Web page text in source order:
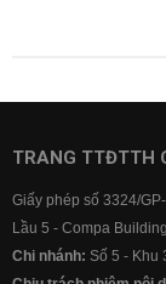
TRANG TTĐTTH
Giấy phép số 3324/
Lầu 5 - Compa
Chi nhánh: Số 5 - Khu